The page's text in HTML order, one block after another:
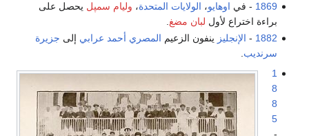
1869 - في اوهايو، الولايات المتحدة، وليام سمپل يحصل على
براءة اختراع لأول لبان مضغ.
1882
- الإنجليز ينفون الزعيم المصري أحمد عرابي إلى جزيرة
سرنديب
1
8
8
5
-